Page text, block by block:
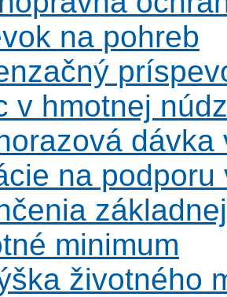
na pohreb
v hmotnej
dávka
na
minimum
životného